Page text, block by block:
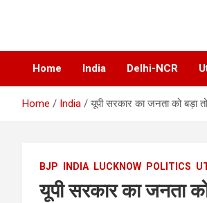
Home India Delhi-NCR
Home India यूपी सरकार का जनता को बड़ा
BJP INDIA LUCKNOW POLITICS
यूपी सरकार का जनता